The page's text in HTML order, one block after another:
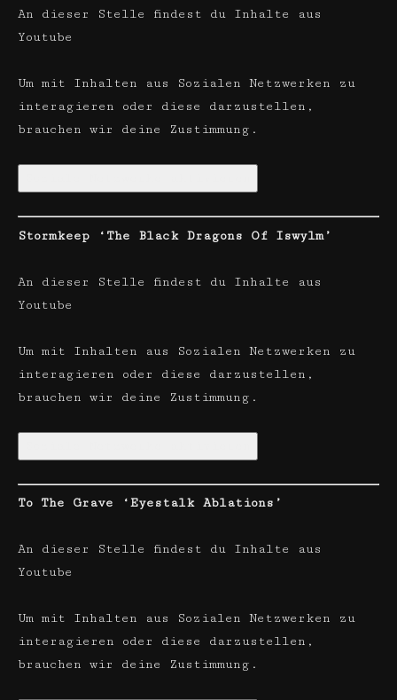
An dieser Stelle findest du Inhalte aus
Youtube
Um mit Inhalten aus Sozialen Netzwerken zu
interagieren oder diese darzustellen,
brauchen wir deine Zustimmung.
Stormkeep ‘The Black Dragons Of Iswylm’
An dieser Stelle findest du Inhalte aus
Youtube
Um mit Inhalten aus Sozialen Netzwerken zu
interagieren oder diese darzustellen,
brauchen wir deine Zustimmung.
To The Grave ‘Eyestalk Ablations’
An dieser Stelle findest du Inhalte aus
Youtube
Um mit Inhalten aus Sozialen Netzwerken zu
interagieren oder diese darzustellen,
brauchen wir deine Zustimmung.